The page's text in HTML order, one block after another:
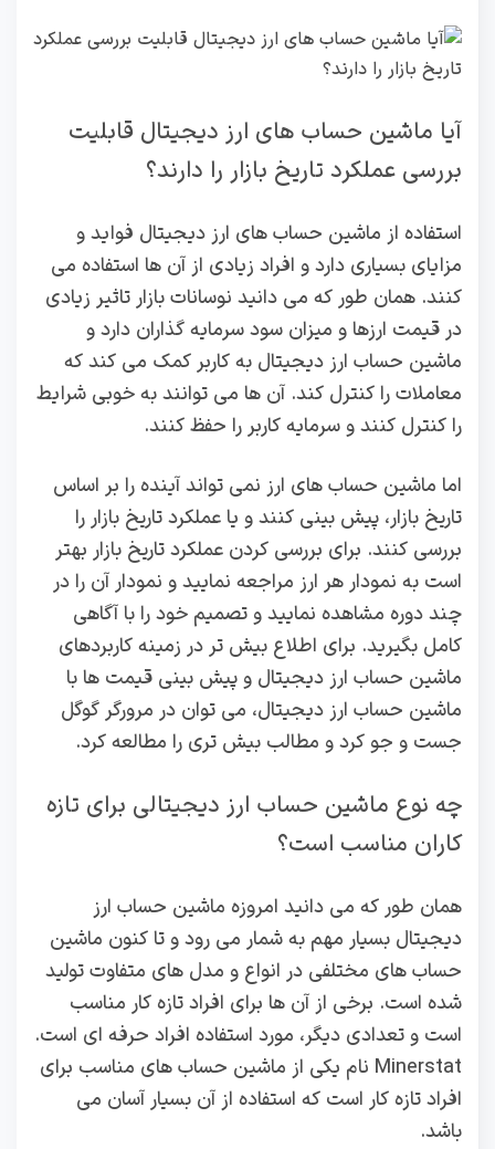
آیا ماشین‌ حساب‌ های ارز دیجیتال قابلیت
بررسی عملکرد تاریخ بازار را دارند؟
استفاده از ماشین حساب های ارز دیجیتال فواید و
مزایای بسیاری دارد و افراد زیادی از آن ها استفاده می
کنند. همان طور که می دانید نوسانات بازار تاثیر زیادی
در قیمت ارزها و میزان سود سرمایه گذاران دارد و
ماشین حساب ارز دیجیتال به کاربر کمک می کند که
معاملات را کنترل کند. آن ها می توانند به خوبی شرایط
را کنترل کنند و سرمایه کاربر را حفظ کنند.
اما ماشین حساب های ارز نمی تواند آینده را بر اساس
تاریخ بازار، پیش بینی کنند و یا عملکرد تاریخ بازار را
بررسی کنند. برای بررسی کردن عملکرد تاریخ بازار بهتر
است به نمودار هر ارز مراجعه نمایید و نمودار آن را در
چند دوره مشاهده نمایید و تصمیم خود را با آگاهی
کامل بگیرید. برای اطلاع بیش تر در زمینه کاربردهای
ماشین‌ حساب ارز دیجیتال و پیش‌ بینی قیمت‌ ها با
ماشین‌ حساب ارز دیجیتال، می توان در مرورگر گوگل
جست و جو کرد و مطالب بیش تری را مطالعه کرد.
چه نوع ماشین‌ حساب ارز دیجیتالی برای تازه‌
کاران مناسب است؟
همان طور که می دانید امروزه ماشین حساب ارز
دیجیتال بسیار مهم به شمار می رود و تا کنون ماشین
حساب های مختلفی در انواع و مدل های متفاوت تولید
شده است. برخی از آن ها برای افراد تازه کار مناسب
است و تعدادی دیگر، مورد استفاده افراد حرفه ای است.
Minerstat نام یکی از ماشین حساب های مناسب برای
افراد تازه کار است که استفاده از آن بسیار آسان می
باشد.